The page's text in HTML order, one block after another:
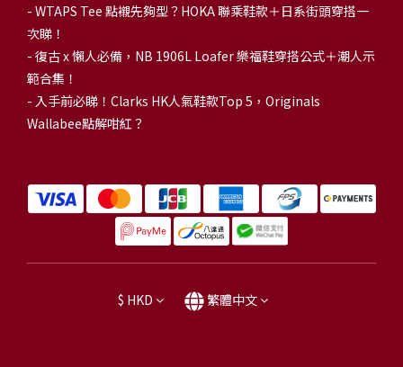
- WTAPS Tee 點襯先夠型？HOKA 聯乘鞋款＋日系街頭穿搭一
次睇！
- 復古 x 懶人必備，NB 1906L Loafer 樂福鞋穿搭公式＋潮人示
範合集！
- 入手前必睇！Clarks HK人氣鞋款Top 5，Originals
Wallabee點解咁紅？
$ HKD 繁體中文